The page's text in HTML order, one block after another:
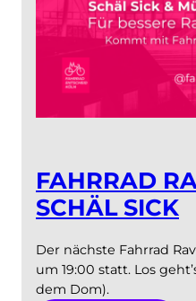
FAHRRAD
SCHÄL SICK
Der nächste Fahrrad
um 19:00 statt. Los
dem Dom).